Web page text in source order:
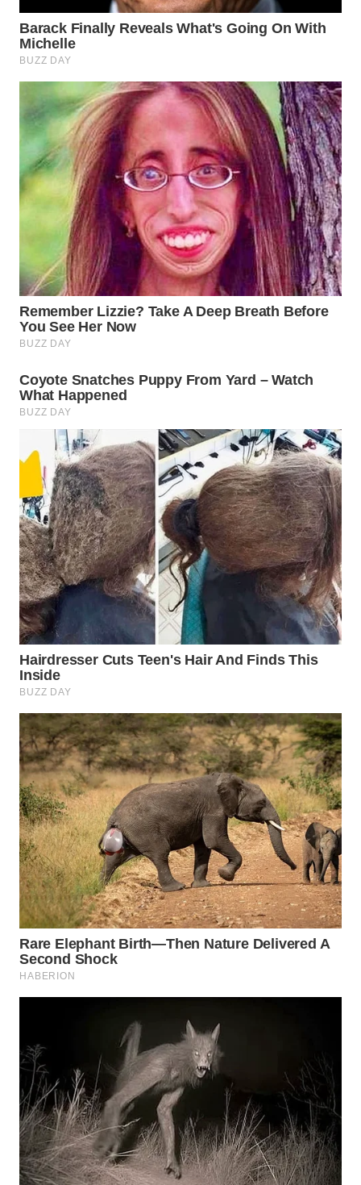
WN
KARAWANG
BEKASI
BOGOR
WN
DEPOK
WN
TAPANULI
UTARA
WN
SAMOSIR
WN
PADANG
LAWAS
WN
SUMEDANG
WN
CIANJUR
WN
KEPULAUAN
SERIBU
WN
TANGERANG
WN
BINJAI
WN
CIREBON
WN
INDRAMAYU
WN
KUNINGAN
WN
MAJALENGKA
WN
SUKABUMI
WN
PURWAKARTA